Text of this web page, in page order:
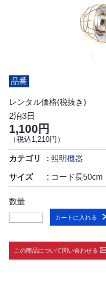
品番
レンタル価格(税抜き)
2泊3日
1,100円
（税込1,210円）
カテゴリ 照明機器
サイズ コード長50cm
数量
カートに入れる
この商品について問い合わせる